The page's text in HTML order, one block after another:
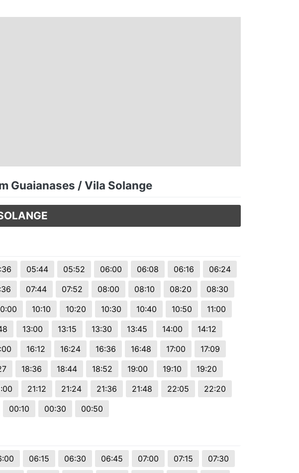
Guaianases / Vila Solange
05:44 05:52 06:00 06:08 06:16
06:24
07:44 07:52 08:00 08:10 08:20
08:30
10:10 10:20 10:30 10:40 10:50
11:00
13:00 13:15 13:30 13:45 14:00
14:12
16:12 16:24 16:36 16:48 17:00
17:09
18:36 18:44 18:52 19:00 19:10
19:20
21:12 21:24 21:36 21:48 22:05
22:20
00:10 00:30 00:50
06:15 06:30 06:45 07:00 07:15
07:30